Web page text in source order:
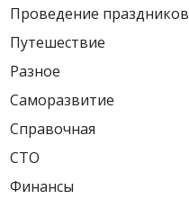
Проведение праздников
Путешествие
Разное
Саморазвитие
Справочная
СТО
Финансы